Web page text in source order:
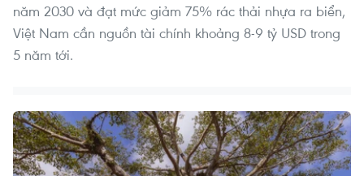
năm 2030 và đạt mức giảm 75% rác thải nhựa ra biển,
Việt Nam cần nguồn tài chính khoảng 8-9 tỷ USD trong
5 năm tới.